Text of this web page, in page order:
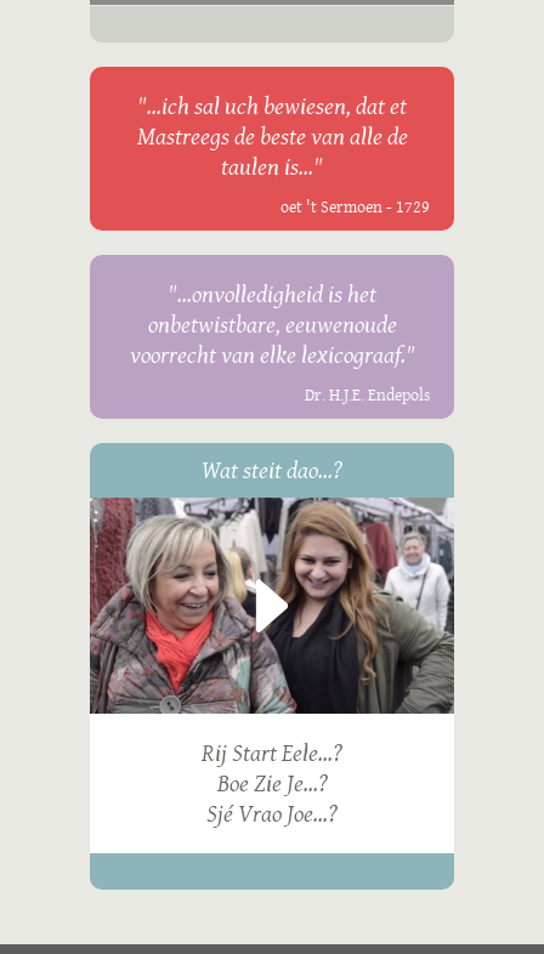
"...ich sal uch bewiesen, dat et
Mastreegs de beste van alle de
taulen is..."
oet 't Sermoen - 1729
"...onvolledigheid is het
onbetwistbare, eeuwenoude
voorrecht van elke lexicograaf."
Dr. H.J.E. Endepols
Wat steit dao...?
Rij Start Eele...?
Boe Zie Je...?
Sjé Vrao Joe...?